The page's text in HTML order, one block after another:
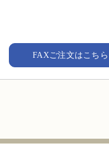
FAXご注文はこちら